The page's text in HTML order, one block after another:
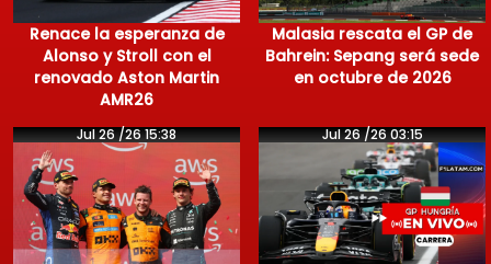
Renace la esperanza de
Alonso y Stroll con el
renovado Aston Martin
AMR26
Malasia rescata el GP de
Bahrein: Sepang será sede
en octubre de 2026
Jul 26 /26 15:38 Jul 26 /26 03:15